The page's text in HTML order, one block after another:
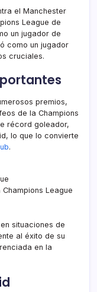
el Manchester
League de
un jugador de
como un jugador
cruciales.
premios,
de la Champions
récord goleador,
lo que lo convierte
.
League
situaciones de
al éxito de su
en la